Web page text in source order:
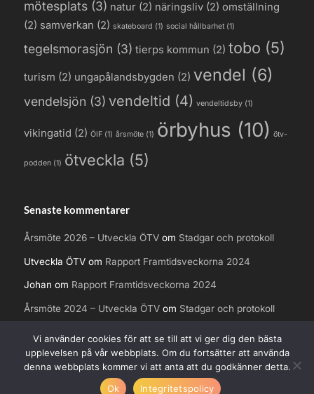
mötesplats (3) natur (2) näringsliv (2) omställning
(2) samverkan (2) skateboard (1) social hållbarhet (1)
tegelsmorasjön (3) tierps kommun (2) tobo (5)
turism (2) ungapålandsbygden (2) vendel (6)
vendelsjön (3) vendeltid (4) vendeltidsby (1)
vikingatid (2) ÖIF (1) årsmöte (1) örbyhus (10) ötv-
podden (1) ötveckla (5)
Senaste kommentarer
Årsmöte 2026 – Utveckla ÖTV om Stadgar och protokoll
Utveckla ÖTV om Rapport Framtidsveckorna 2024
Johan om Rapport Framtidsveckorna 2024
Årsmöte 2024 – Utveckla ÖTV om Stadgar och protokoll
Mats om TKAB ska inte äga kommunens fastigheter
Copyright © 2026 Utveckla ÖTV.
Vi använder cookies för att se till att vi ger dig den bästa
upplevelsen på vår webbplats. Om du fortsätter att använda
denna webbplats kommer vi att anta att du godkänner detta.
Ok
Integritetspolicy